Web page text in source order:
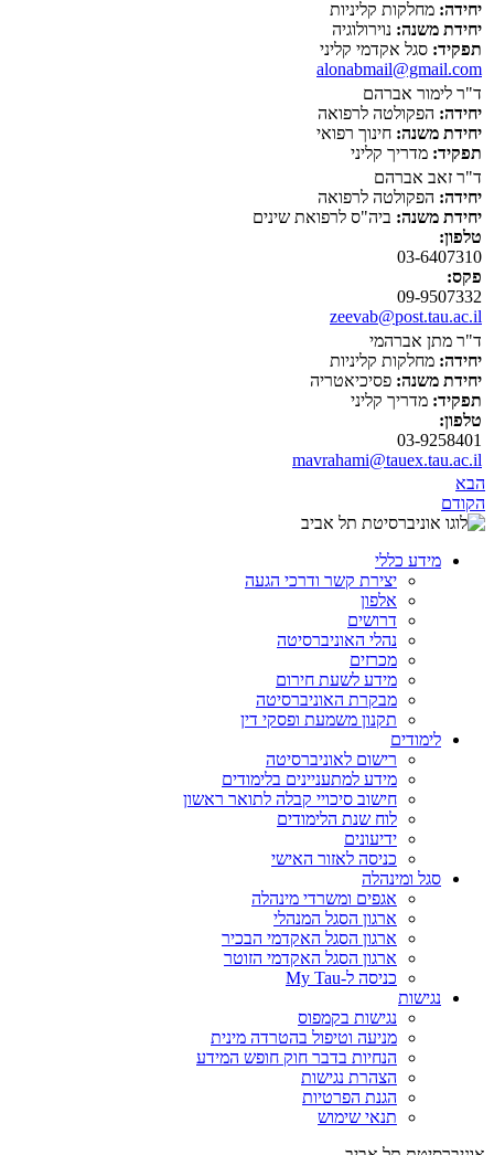
יחידה: מחלקות קליניות
יחידת משנה: נוירולוגיה
תפקיד: סגל אקדמי קליני
alonabmail@gmail.com
ד"ר לימור אברהם
יחידה: הפקולטה לרפואה
יחידת משנה: חינוך רפואי
תפקיד: מדריך קליני
ד"ר זאב אברהם
יחידה: הפקולטה לרפואה
יחידת משנה: ביה"ס לרפואת שינים
טלפון:
03-6407310
פקס:
09-9507332
zeevab@post.tau.ac.il
ד"ר מתן אברהמי
יחידה: מחלקות קליניות
יחידת משנה: פסיכיאטריה
תפקיד: מדריך קליני
טלפון:
03-9258401
mavrahami@tauex.tau.ac.il
הבא
הקודם
מידע כללי
יצירת קשר ודרכי הגעה
אלפון
דרושים
נהלי האוניברסיטה
מכרזים
מידע לשעת חירום
מבקרת האוניברסיטה
תקנון משמעת ופסקי דין
לימודים
רישום לאוניברסיטה
מידע למתעניינים בלימודים
חישוב סיכויי קבלה לתואר ראשון
לוח שנת הלימודים
ידיעונים
כניסה לאזור האישי
סגל ומינהלה
אגפים ומשרדי מינהלה
ארגון הסגל המנהלי
ארגון הסגל האקדמי הבכיר
ארגון הסגל האקדמי הזוטר
כניסה ל-My Tau
נגישות
נגישות בקמפוס
מניעה וטיפול בהטרדה מינית
הנחיות בדבר חוק חופש המידע
הצהרת נגישות
הגנת הפרטיות
תנאי שימוש